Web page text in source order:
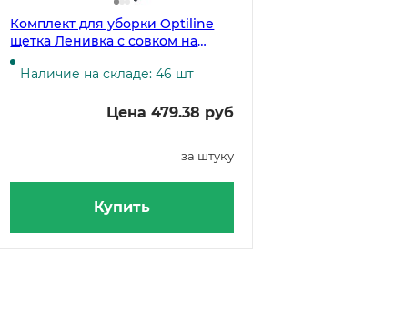
Комплект для уборки Optiline
щетка Ленивка с совком на
длинных ручках, зеленый
Наличие на складе: 46 шт
Цена 479.38 руб
за штуку
Купить